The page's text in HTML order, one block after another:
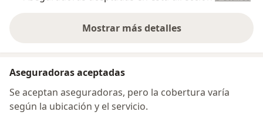
Mostrar más detalles
sobre la dirección
Aseguradoras aceptadas
Se aceptan aseguradoras, pero la cobertura varía
según la ubicación y el servicio.